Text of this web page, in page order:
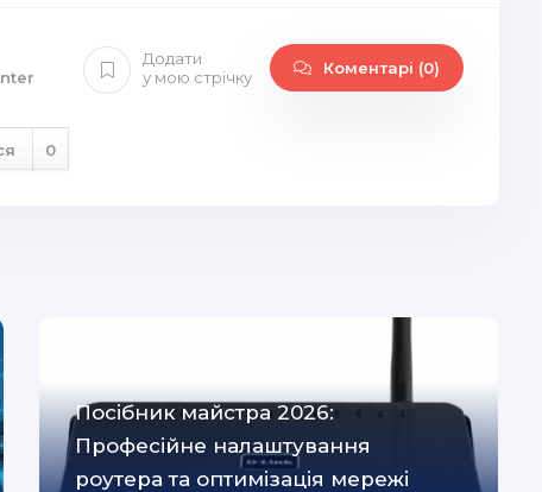
Додати
у мою стрічку
Коментарі (0)
0
Посібник майстра 2026:
Професійне налаштування
роутера та оптимізація мережі